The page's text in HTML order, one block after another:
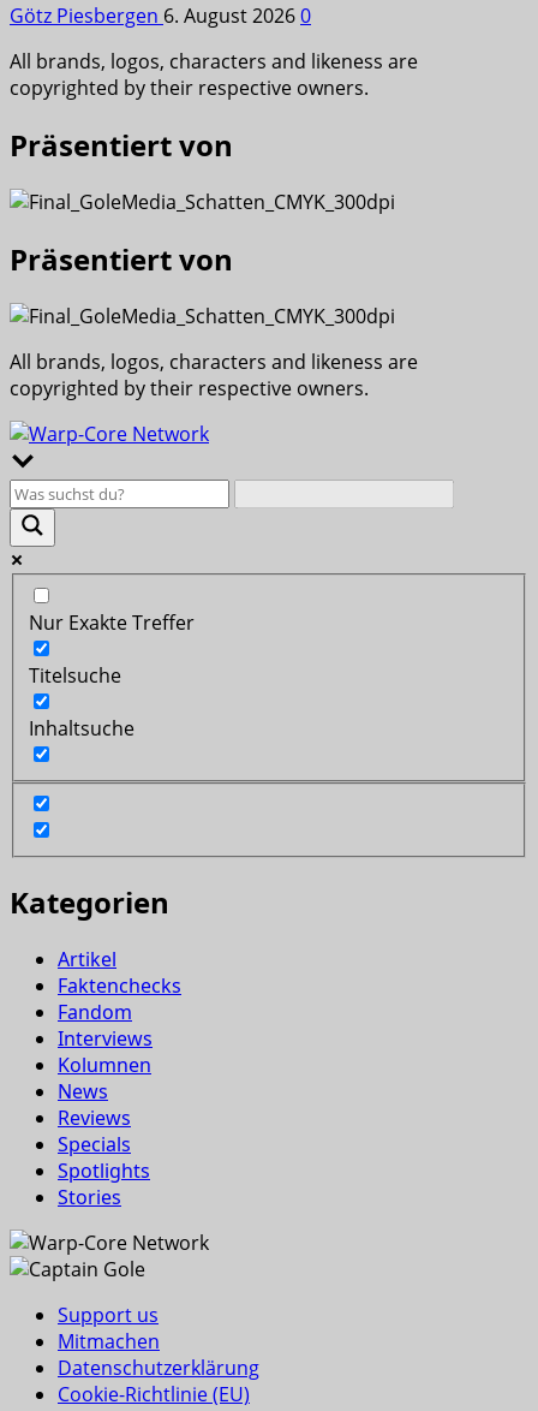
Götz Piesbergen 6. August 20260
All brands, logos, characters and likeness are
copyrighted by their respective owners.
Präsentiert von
Präsentiert von
All brands, logos, characters and likeness are
copyrighted by their respective owners.
Nur Exakte Treffer
Titelsuche
Inhaltsuche
Kategorien
Artikel
Faktenchecks
Fandom
Interviews
Kolumnen
News
Reviews
Specials
Spotlights
Stories
Support us
Mitmachen
Datenschutzerklärung
Cookie-Richtlinie (EU)